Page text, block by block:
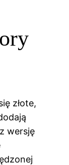
złote,
wersję